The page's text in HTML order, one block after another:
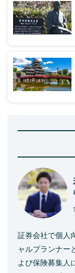
証券会社で個人
ャルプランナー
よび保険募集人